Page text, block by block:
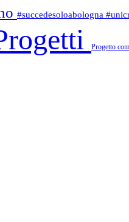
#succedesoloabologna
Progetto